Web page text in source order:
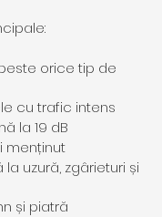
orice tip de
cu trafic intens
la 19 dB
menținut
uzură, zgârieturi și
și piatră